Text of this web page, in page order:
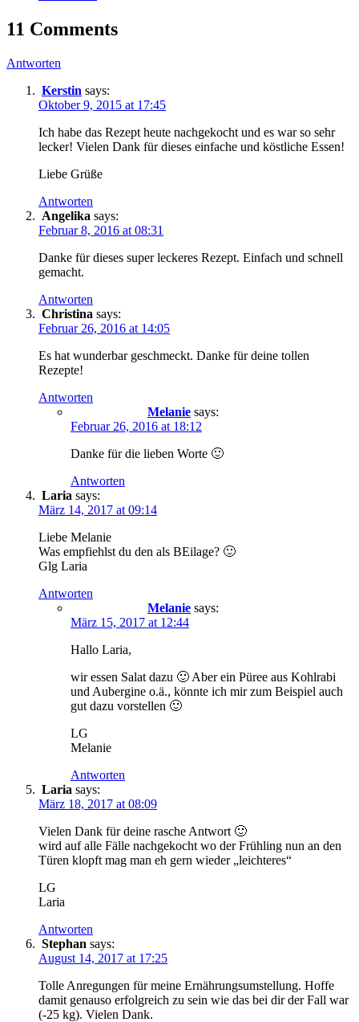
11 Comments
Antworten
Kerstin says:
Oktober 9, 2015 at 17:45
Ich habe das Rezept heute nachgekocht und es war so sehr
lecker! Vielen Dank für dieses einfache und köstliche Essen!
Liebe Grüße
Antworten
Angelika says:
Februar 8, 2016 at 08:31
Danke für dieses super leckeres Rezept. Einfach und schnell
gemacht.
Antworten
Christina says:
Februar 26, 2016 at 14:05
Es hat wunderbar geschmeckt. Danke für deine tollen
Rezepte!
Antworten
Melanie says:
Februar 26, 2016 at 18:12
Danke für die lieben Worte 🙂
Antworten
Laria says:
März 14, 2017 at 09:14
Liebe Melanie
Was empfiehlst du den als BEilage? 🙂
Glg Laria
Antworten
Melanie says:
März 15, 2017 at 12:44
Hallo Laria,
wir essen Salat dazu 🙂 Aber ein Püree aus Kohlrabi
und Aubergine o.ä., könnte ich mir zum Beispiel auch
gut dazu vorstellen 🙂
LG
Melanie
Antworten
Laria says:
März 18, 2017 at 08:09
Vielen Dank für deine rasche Antwort 🙂
wird auf alle Fälle nachgekocht wo der Frühling nun an den
Türen klopft mag man eh gern wieder „leichteres“
LG
Laria
Antworten
Stephan says:
August 14, 2017 at 17:25
Tolle Anregungen für meine Ernährungsumstellung. Hoffe
damit genauso erfolgreich zu sein wie das bei dir der Fall war
(-25 kg). Vielen Dank.